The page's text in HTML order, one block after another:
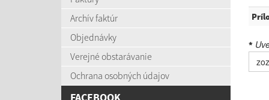
Archív faktúr
Objednávky
Verejné obstarávanie
Ochrana osobných údajov
*